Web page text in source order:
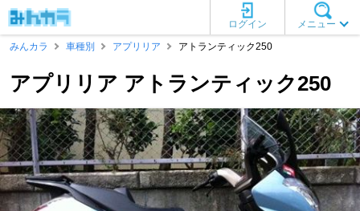
メニュー
ログイン
みんカラ
車種別 アプリリア アトランティック250
アプリリア アトランティック250